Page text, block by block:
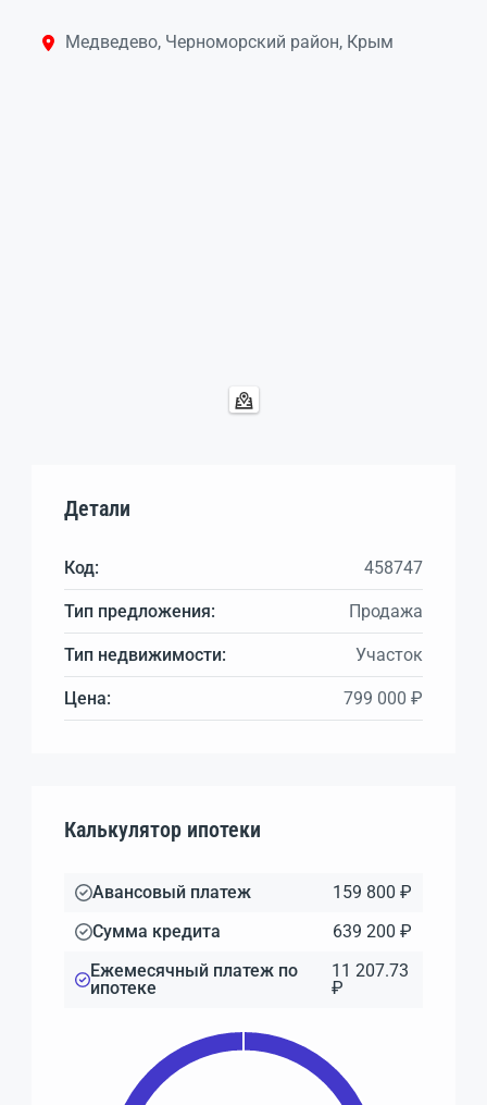
Медведево, Черноморский район, Крым
Детали
Код: 458747
Тип предложения: Продажа
Тип недвижимости: Участок
Цена: 799 000 ₽
Калькулятор ипотеки
Авансовый платеж
159 800 ₽
Сумма кредита
639 200 ₽
Ежемесячный платеж по
ипотеке
11 207.73
₽